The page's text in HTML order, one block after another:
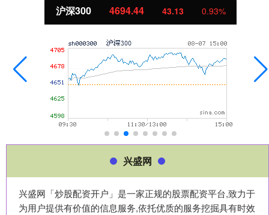
沪深300 4694.44 43.13 0.93%
兴盛网
兴盛网「炒股配资开户」是一家正规的股票配资平台,致力于
为用户提供有价值的信息服务,依托优质的服务挖掘具有时效